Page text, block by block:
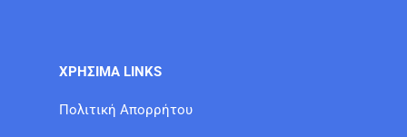
ΧΡΗΣΙΜΑ LINKS
Πολιτική Απορρήτου